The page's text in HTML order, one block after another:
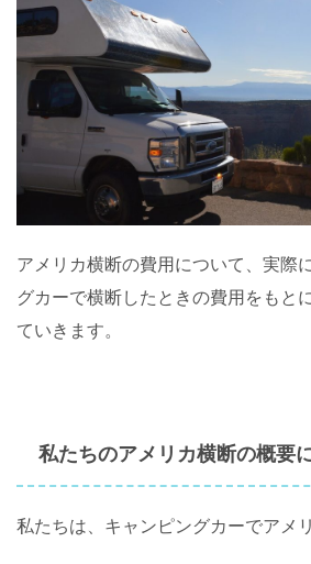
アメリカ横断の費用について、実際
グカーで横断したときの費用をもと
ていきます。
私たちのアメリカ横断の概要
私たちは、キャンピングカーでアメ